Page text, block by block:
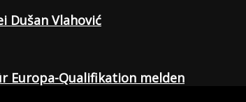
Dušan Vlahović
Europa-Qualifikation melden